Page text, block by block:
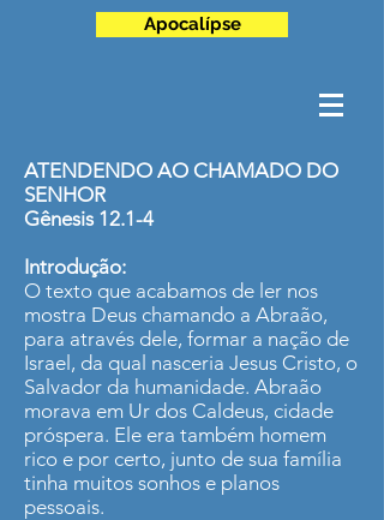
Apocalípse
ATENDENDO AO CHAMADO DO
SENHOR
Gênesis 12.1-4
Introdução:
O texto que acabamos de ler nos
mostra Deus chamando a Abraão,
para através dele, formar a nação de
Israel, da qual nasceria Jesus Cristo, o
Salvador da humanidade. Abraão
morava em Ur dos Caldeus, cidade
próspera. Ele era também homem
rico e por certo, junto de sua família
tinha muitos sonhos e planos
pessoais.